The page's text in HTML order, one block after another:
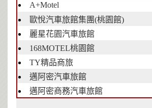
A+Motel
歐悅汽車旅館集團(桃園館)
麗星花園汽車旅館
168MOTEL桃園館
TY精品商旅
邁阿密汽車旅館
邁阿密商務汽車旅館